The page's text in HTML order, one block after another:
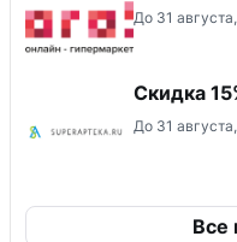
До 31
Скидка
До 31
Все